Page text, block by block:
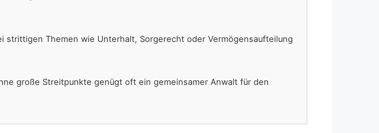
strittigen Themen wie Unterhalt, Sorgerecht oder Vermögensaufteilung
große Streitpunkte genügt oft ein gemeinsamer Anwalt für den